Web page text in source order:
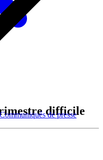
Communiqués de presse
difficile